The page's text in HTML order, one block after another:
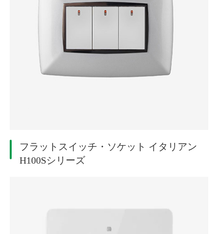
フラットスイッチ・ソケット イタリアン
H100Sシリーズ